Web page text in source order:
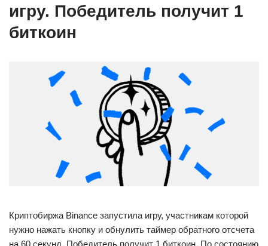
игру. Победитель получит 1
биткоин
Криптобиржа Binance запустила игру, участникам которой
нужно нажать кнопку и обнулить таймер обратного отсчета
на 60 секунд. Победитель получит 1 биткоин. По состоянию